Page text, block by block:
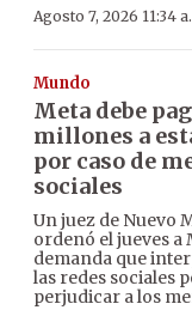
Agosto 7, 2026 11:34
Mundo
Meta debe
millones a
por caso de
sociales
Un juez de Nuevo
ordenó el jueves a
demanda que
las redes sociales
perjudicar a los